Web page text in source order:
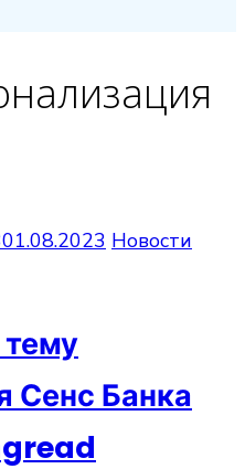
01.08.2023 Новости
Сенс Банка